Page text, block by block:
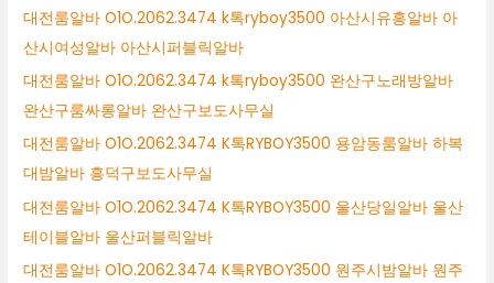
대전룸알바 O1O.2062.3474 k톡ryboy3500 아산시유흥알바 아
산시여성알바 아산시퍼블릭알바
대전룸알바 O1O.2062.3474 k톡ryboy3500 완산구노래방알바
완산구룸싸롱알바 완산구보도사무실
대전룸알바 O1O.2062.3474 K톡RYBOY3500 용암동룸알바 하복
대밤알바 흥덕구보도사무실
대전룸알바 O1O.2062.3474 K톡RYBOY3500 울산당일알바 울산
테이블알바 울산퍼블릭알바
대전룸알바 O1O.2062.3474 K톡RYBOY3500 원주시밤알바 원주